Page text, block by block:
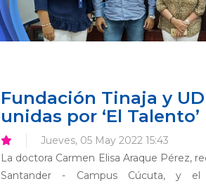
Fundación Tinaja y
unidas por ‘El Talento’
Jueves, 05 May 2022 15:43
La doctora Carmen Elisa Araque Pérez,
Santander - Campus Cúcuta, y el